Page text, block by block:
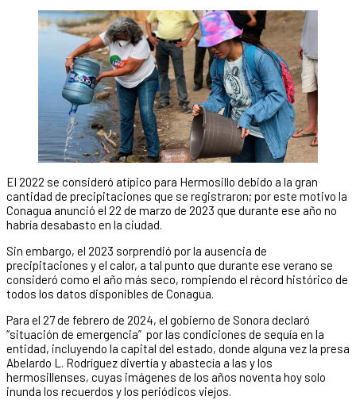
El 2022 se consideró atípico para Hermosillo debido a la gran
cantidad de precipitaciones que se registraron; por este motivo la
Conagua anunció el 22 de marzo de 2023 que durante ese año no
habría desabasto en la ciudad.
Sin embargo, el 2023 sorprendió por la ausencia de
precipitaciones y el calor, a tal punto que durante ese verano se
consideró como el año más seco, rompiendo el récord histórico de
todos los datos disponibles de Conagua.
Para el 27 de febrero de 2024, el gobierno de Sonora declaró
“situación de emergencia” por las condiciones de sequía en la
entidad, incluyendo la capital del estado, donde alguna vez la presa
Abelardo L. Rodríguez divertía y abastecía a las y los
hermosillenses, cuyas imágenes de los años noventa hoy solo
inunda los recuerdos y los periódicos viejos.